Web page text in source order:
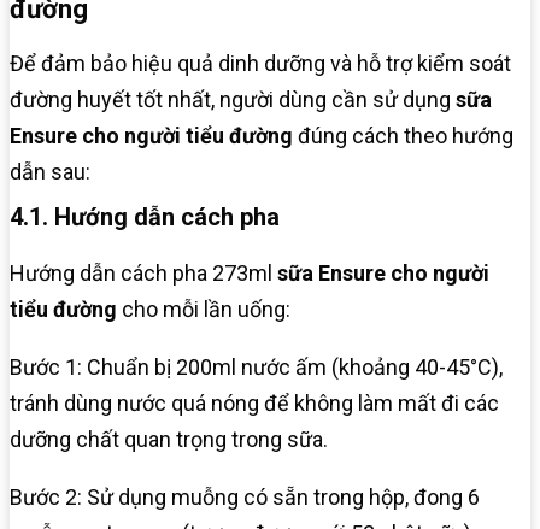
đường
Để đảm bảo hiệu quả dinh dưỡng và hỗ trợ kiểm soát
đường huyết tốt nhất, người dùng cần sử dụng sữa
Ensure cho người tiểu đường đúng cách theo hướng
dẫn sau:
4.1. Hướng dẫn cách pha
Hướng dẫn cách pha 273ml sữa Ensure cho người
tiểu đường cho mỗi lần uống:
Bước 1: Chuẩn bị 200ml nước ấm (khoảng 40-45°C),
tránh dùng nước quá nóng để không làm mất đi các
dưỡng chất quan trọng trong sữa.
Bước 2: Sử dụng muỗng có sẵn trong hộp, đong 6